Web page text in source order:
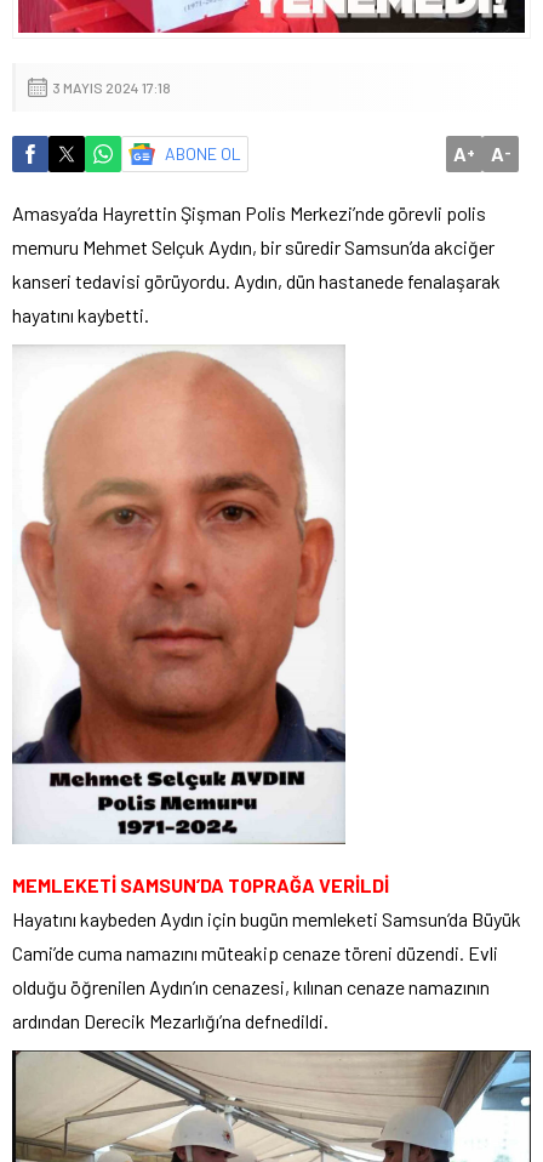
3 MAYIS 2024 17:18
ABONE OL A+ A-
Amasya’da Hayrettin Şişman Polis Merkezi’nde görevli polis
memuru Mehmet Selçuk Aydın, bir süredir Samsun’da akciğer
kanseri tedavisi görüyordu. Aydın, dün hastanede fenalaşarak
hayatını kaybetti.
MEMLEKETİ SAMSUN’DA TOPRAĞA VERİLDİ
Hayatını kaybeden Aydın için bugün memleketi Samsun’da Büyük
Cami’de cuma namazını müteakip cenaze töreni düzendi. Evli
olduğu öğrenilen Aydın’ın cenazesi, kılınan cenaze namazının
ardından Derecik Mezarlığı’na defnedildi.